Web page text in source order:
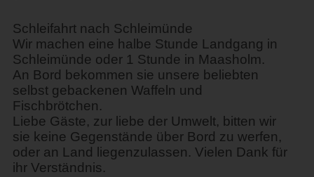
Schleifahrt nach Schleimünde
Wir machen eine halbe Stunde Landgang in
Schleimünde oder 1 Stunde in Maasholm.
An Bord bekommen sie unsere beliebten
selbst gebackenen Waffeln und
Fischbrötchen.
Liebe Gäste, zur liebe der Umwelt, bitten wir
sie keine Gegenstände über Bord zu werfen,
oder an Land liegenzulassen. Vielen Dank für
ihr Verständnis.